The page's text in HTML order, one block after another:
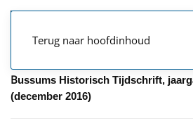
Terug naar hoofdinhoud
Bussums Historisch Tijdschrift,
(december 2016)